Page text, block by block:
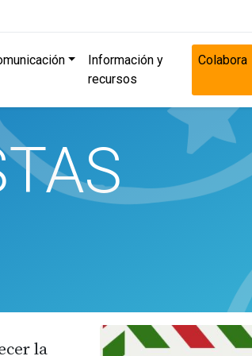
Información y
recursos
Colabora
la